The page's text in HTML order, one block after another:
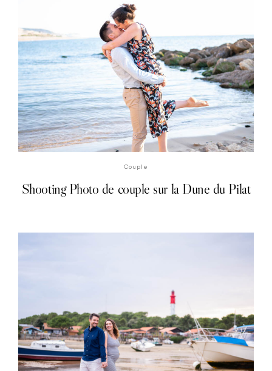
Couple
Shooting Photo de couple sur la Dune du Pilat
DÉCOUVRIR LE SHOOTING PHOTO